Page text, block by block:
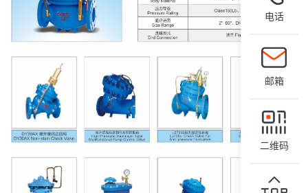
电话
邮箱
二维码